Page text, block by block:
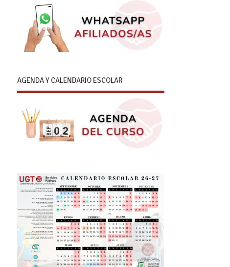
AGENDA Y CALENDARIO ESCOLAR